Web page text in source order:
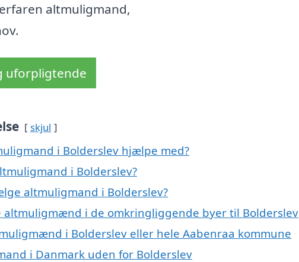
altmuligmand,
uforpligtende
skjul
i Bolderslev hjælpe med?
i Bolderslev?
altmuligmand i Bolderslev?
altmuligmænd i de omkringliggende byer til Bolderslev
i Bolderslev eller hele Aabenraa kommune
i Danmark uden for Bolderslev